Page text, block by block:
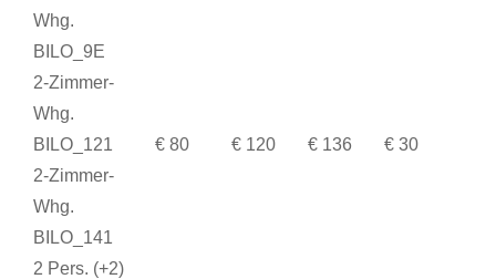
Whg.
BILO_9E
2-Zimmer-
Whg.
BILO_121
2-Zimmer-
Whg.
BILO_141
2 Pers. (+2)
€ 80 € 120 € 136 € 30